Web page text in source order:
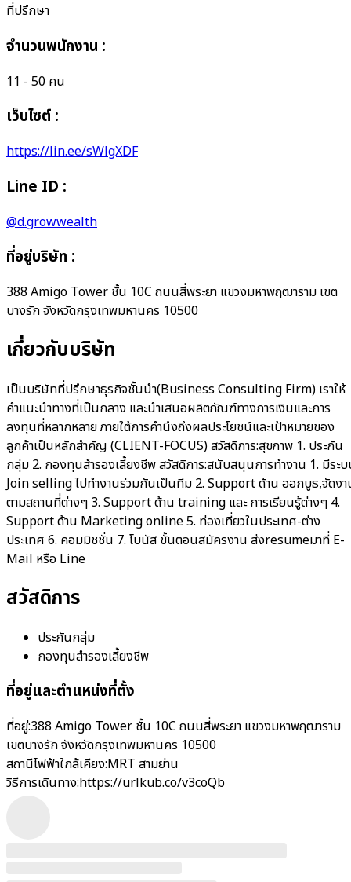
ที่ปรึกษา
จำนวนพนักงาน :
11 - 50 คน
เว็บไซต์ :
https://lin.ee/sWlgXDF
Line ID :
@d.growwealth
ที่อยู่บริษัท :
388 Amigo Tower ชั้น 10C ถนนสี่พระยา แขวงมหาพฤฒาราม เขต
บางรัก จังหวัดกรุงเทพมหานคร 10500
เกี่ยวกับบริษัท
เป็นบริษัทที่ปรึกษาธุรกิจชั้นนำ(Business Consulting Firm) เราให้
คำแนะนำทางที่เป็นกลาง และนำเสนอผลิตภัณฑ์ทางการเงินและการ
ลงทุนที่หลากหลาย ภายใต้การคำนึงถึงผลประโยชน์และเป้าหมายของ
ลูกค้าเป็นหลักสำคัญ (CLIENT-FOCUS) สวัสดิการ:สุขภาพ 1. ประกัน
กลุ่ม 2. กองทุนสำรองเลี้ยงชีพ สวัสดิการ:สนับสนุนการทำงาน 1. มีระ
Join selling ไปทำงานร่วมกันเป็นทีม 2. Support ด้าน ออกบูธ,จัดง
ตามสถานที่ต่างๆ 3. Support ด้าน training และ การเรียนรู้ต่างๆ 4.
Support ด้าน Marketing online 5. ท่องเที่ยวในประเทศ-ต่าง
ประเทศ 6. คอมมิชชั่น 7. โบนัส ขั้นตอนสมัครงาน ส่งresumeมาที่ E-
Mail หรือ Line
สวัสดิการ
ประกันกลุ่ม
กองทุนสำรองเลี้ยงชีพ
ที่อยู่และตำแหน่งที่ตั้ง
ที่อยู่:388 Amigo Tower ชั้น 10C ถนนสี่พระยา แขวงมหาพฤฒาราม
เขตบางรัก จังหวัดกรุงเทพมหานคร 10500
สถานีไฟฟ้าใกล้เคียง:MRT สามย่าน
วิธีการเดินทาง:https://urlkub.co/v3coQb